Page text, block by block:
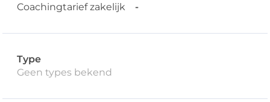
Coachingtarief zakelijk -
Type
Geen types bekend